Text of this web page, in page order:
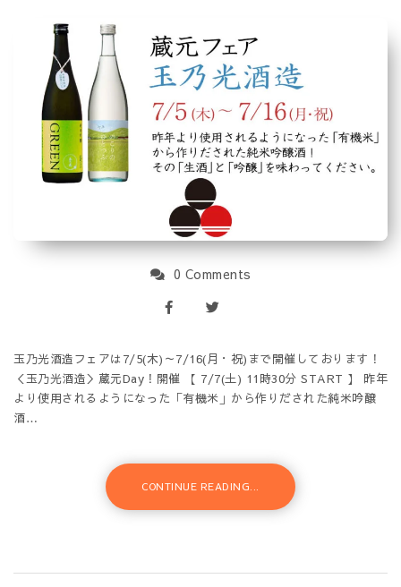
0 Comments
玉乃光酒造フェアは7/5(木)～7/16(月・祝)まで開催しております！
＜玉乃光酒造＞蔵元Day！開催 【 7/7(土) 11時30分 START 】 昨年
より使用されるようになった「有機米」から作りだされた純米吟醸
酒…
CONTINUE READING...